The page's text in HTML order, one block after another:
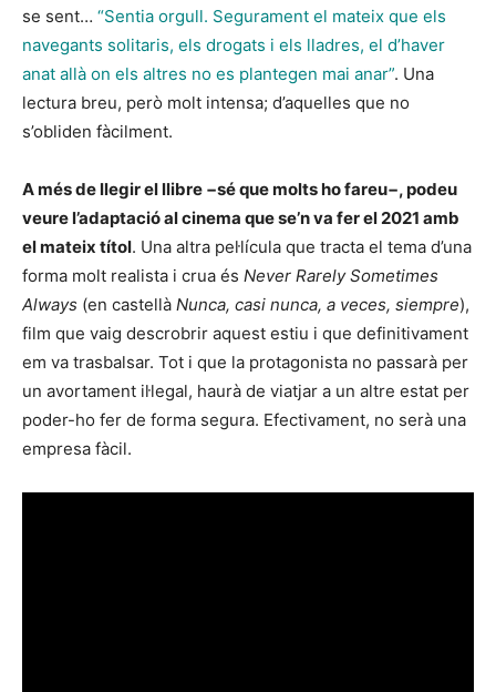
se sent… “Sentia orgull. Segurament el mateix que els
navegants solitaris, els drogats i els lladres, el d’haver
anat allà on els altres no es plantegen mai anar”. Una
lectura breu, però molt intensa; d’aquelles que no
s’obliden fàcilment.
A més de llegir el llibre −sé que molts ho fareu−, podeu
veure l’adaptació al cinema que se’n va fer el 2021 amb
el mateix títol. Una altra pel·lícula que tracta el tema d’una
forma molt realista i crua és Never Rarely Sometimes
Always (en castellà Nunca, casi nunca, a veces, siempre),
film que vaig descrobrir aquest estiu i que definitivament
em va trasbalsar. Tot i que la protagonista no passarà per
un avortament il·legal, haurà de viatjar a un altre estat per
poder-ho fer de forma segura. Efectivament, no serà una
empresa fàcil.